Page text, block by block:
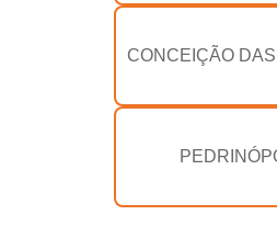
CONCEIÇÃO